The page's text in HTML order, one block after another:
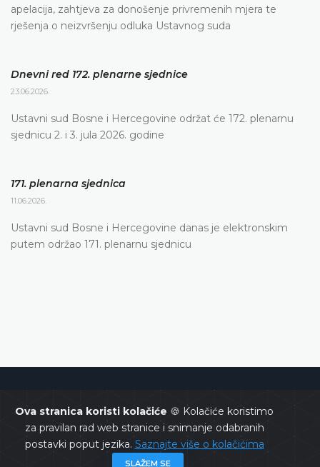
Ova stranica koristi kolačiće 🍪 Kolačiće koristimo
za pravilan rad web stranice i snimanje odabranih
postavki poput jezika. Saznajte više o kolačićima
SLAŽEM SE
apelacija, zahtjeva za donošenje privremenih mjera te
rješenja o neizvršenju odluka Ustavnog suda
Dnevni red 172. plenarne sjednice
23.06.2026.
Ustavni sud Bosne i Hercegovine održat će 172. plenarnu
sjednicu 2. i 3. jula 2026. godine
171. plenarna sjednica
11.06.2026.
Ustavni sud Bosne i Hercegovine danas je elektronskim
putem održao 171. plenarnu sjednicu